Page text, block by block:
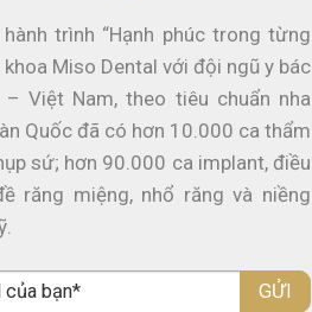
trình “Hạnh phúc trong từng
khoa Miso Dental với đội ngũ y bác
Việt Nam, theo tiêu chuẩn nha
Quốc đã có hơn 10.000 ca thẩm
sứ; hơn 90.000 ca implant, điều
răng miệng, nhổ răng và niềng